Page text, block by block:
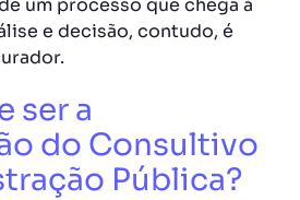
um processo que chega à
e decisão, contudo, é
ser a
do Consultivo
Pública?